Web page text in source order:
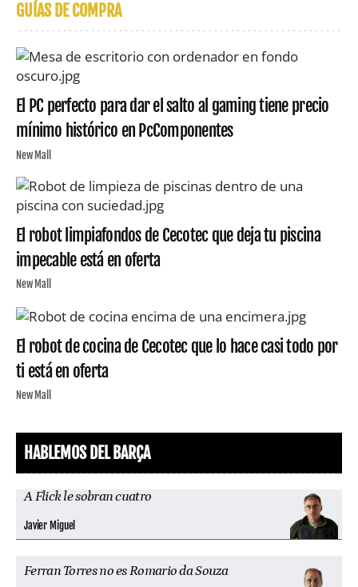
GUÍAS DE COMPRA
El PC perfecto para dar el salto al gaming tiene precio
mínimo histórico en PcComponentes
New Mall
El robot limpiafondos de Cecotec que deja tu piscina
impecable está en oferta
New Mall
El robot de cocina de Cecotec que lo hace casi todo por
ti está en oferta
New Mall
HABLEMOS DEL BARÇA
A Flick le sobran cuatro
Javier Miguel
Ferran Torres no es Romario da Souza